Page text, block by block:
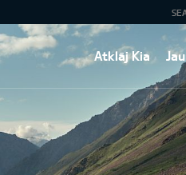
Atklāj Kia